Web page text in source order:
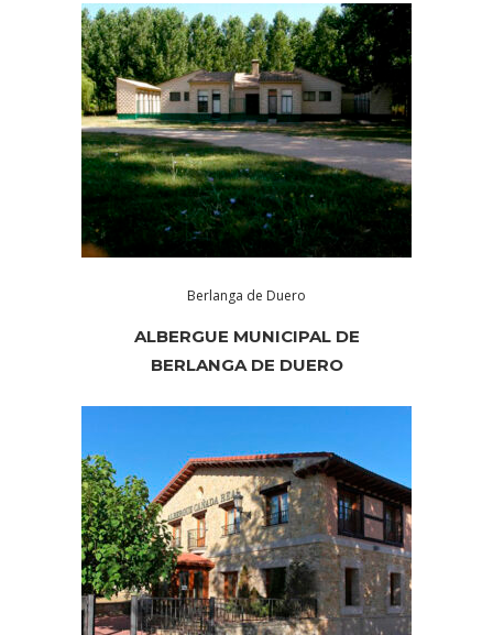
Berlanga de Duero
ALBERGUE MUNICIPAL DE
BERLANGA DE DUERO